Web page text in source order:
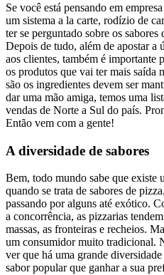
Se você está pensando em
um sistema a la carte, rodízio de
ter se perguntado sobre os
Depois de tudo, além de apostar a
aos clientes, também é importante
os produtos que vai ter mais saída
são os ingredientes devem ser
dar uma mão amiga, temos uma
vendas de Norte a Sul do país.
Então vem com a gente!
A diversidade de sabores
Bem, todo mundo sabe que existe
quando se trata de sabores de
passando por alguns até exótico.
a concorrência, as pizzarias
massas, as fronteiras e recheios.
um consumidor muito tradicional.
ver que há uma grande
sabor popular que ganhar a sua